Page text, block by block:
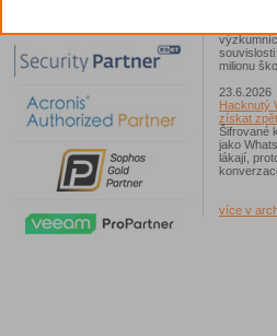
milionu
23.6.2026
Hacknutý
získat
Šifrované
jako
lákají,
více v